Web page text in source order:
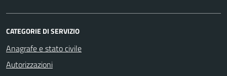
CATEGORIE DI SERVIZIO
Anagrafe e stato civile
Autorizzazioni